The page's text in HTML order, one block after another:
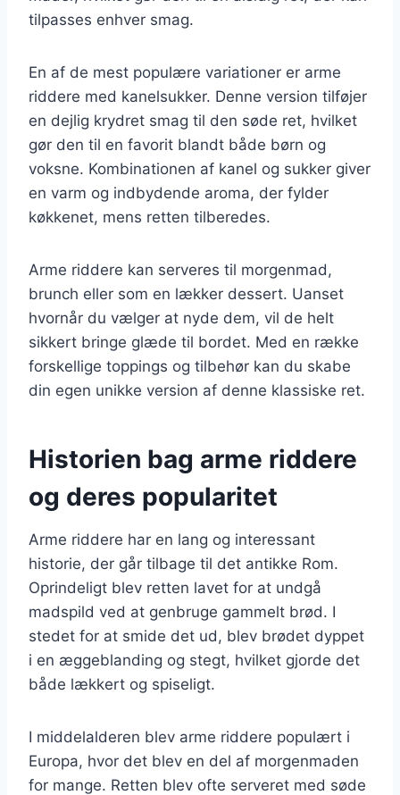
tilpasses enhver smag.
En af de mest populære variationer er arme
riddere med kanelsukker. Denne version tilføjer
en dejlig krydret smag til den søde ret, hvilket
gør den til en favorit blandt både børn og
voksne. Kombinationen af kanel og sukker giver
en varm og indbydende aroma, der fylder
køkkenet, mens retten tilberedes.
Arme riddere kan serveres til morgenmad,
brunch eller som en lækker dessert. Uanset
hvornår du vælger at nyde dem, vil de helt
sikkert bringe glæde til bordet. Med en række
forskellige toppings og tilbehør kan du skabe
din egen unikke version af denne klassiske ret.
Historien bag arme riddere
og deres popularitet
Arme riddere har en lang og interessant
historie, der går tilbage til det antikke Rom.
Oprindeligt blev retten lavet for at undgå
madspild ved at genbruge gammelt brød. I
stedet for at smide det ud, blev brødet dyppet
i en æggeblanding og stegt, hvilket gjorde det
både lækkert og spiseligt.
I middelalderen blev arme riddere populært i
Europa, hvor det blev en del af morgenmaden
for mange. Retten blev ofte serveret med søde